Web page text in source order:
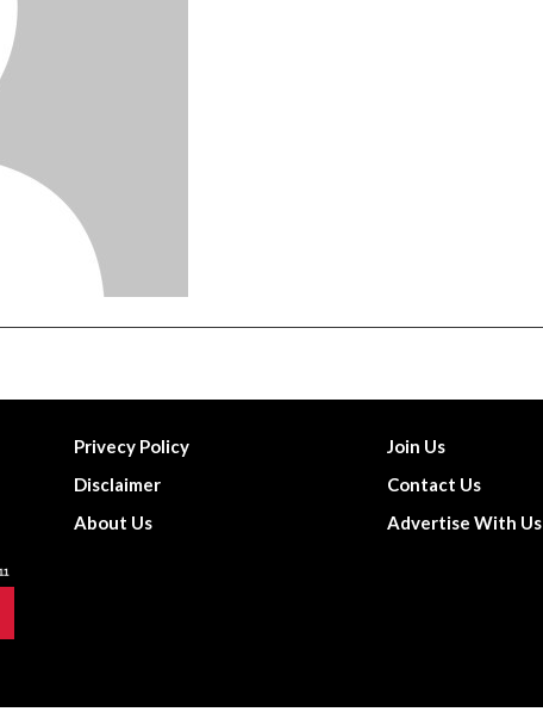
Privecy Policy
Disclaimer
About Us
Join Us
Contact Us
Advertise With Us